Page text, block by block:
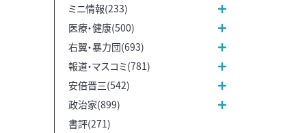
ミニ情報(233)
医療・健康(500)
右翼・暴力団(693)
報道・マスコミ(781)
安倍晋三(542)
政治家(899)
書評(271)